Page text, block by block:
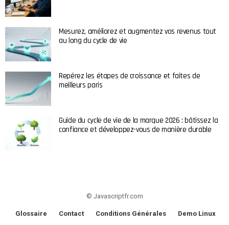
Mesurez, améliorez et augmentez vos revenus tout
au long du cycle de vie
Repérez les étapes de croissance et faites de
meilleurs paris
Guide du cycle de vie de la marque 2026 : bâtissez la
confiance et développez-vous de manière durable
© Javascriptfr.com
Glossaire Contact Conditions Générales Demo Linux